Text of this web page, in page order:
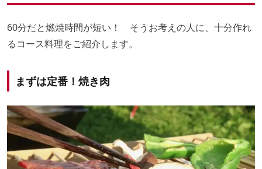
60分だと燃焼時間が短い！ そうお考えの人に、十分作れ
るコース料理をご紹介します。
まずは定番！焼き肉